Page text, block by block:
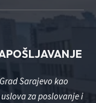
Sarajevo kao
za poslovanje i